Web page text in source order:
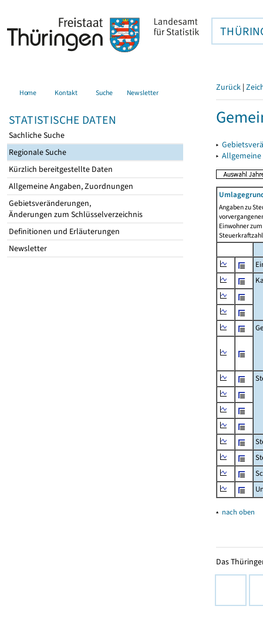
Home Kontakt Suche Newsletter
STATISTISCHE DATEN
Sachliche Suche
Regionale Suche
Kürzlich bereitgestellte Daten
Allgemeine Angaben, Zuordnungen
Gebietsveränderungen,
Änderungen zum Schlüsselverzeichnis
Definitionen und Erläuterungen
Newsletter
Zurück |
▸
▸
Angaben zu
Einwohner
▴ nach oben
Das